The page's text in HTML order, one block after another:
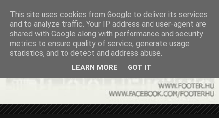
This site uses cookies from Google to deliver its services
and to analyze traffic. Your IP address and user-agent are
shared with Google along with performance and security
metrics to ensure quality of service, generate usage
statistics, and to detect and address abuse.
LEARN MORE GOT IT